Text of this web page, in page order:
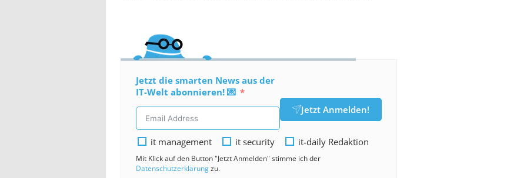
Jetzt die smarten News aus der
IT-Welt abonnieren! 💌
Jetzt Anmelden!
it management it security it-daily Redaktion
Mit Klick auf den Button "Jetzt Anmelden" stimme ich der
Datenschutzerklärungzu.